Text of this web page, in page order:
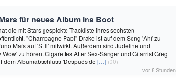
für neues Album ins Boot
die mit Stars gespickte Trackliste ihres sechsten
"Champagne Papi" Drake ist auf dem Song 'Ahí' zu
Mars auf 'Still' mitwirkt. Außerdem sind Judeline und
Wow' zu hören. Cigarettes After Sex-Sänger und Gitarrist Greg
dem Albumabschluss 'Después de […] (00)
vor 8 Stunden